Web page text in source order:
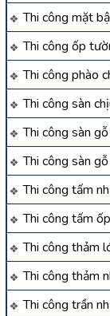
Thi công mặt
Thi công ốp
Thi công phào
Thi công sàn
Thi công sàn
Thi công sàn
Thi công tấm
Thi công tấm
Thi công thảm
Thi công thảm
Thi công trần